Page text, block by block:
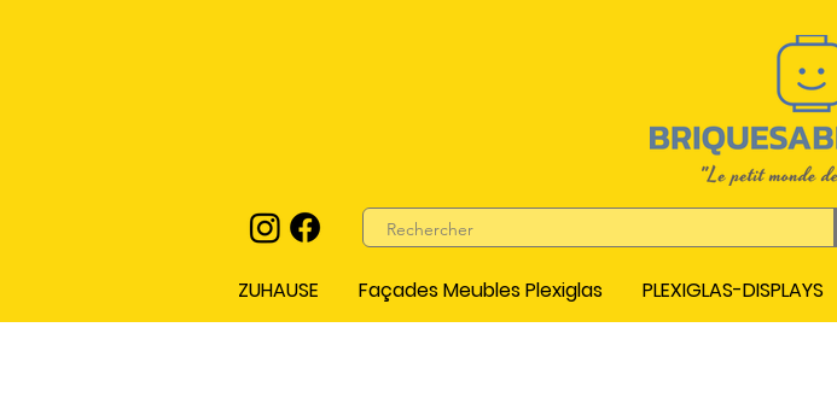
ZUHAUSE Façades Meubles Plexiglas PLEXIGLAS-DISPLAYS